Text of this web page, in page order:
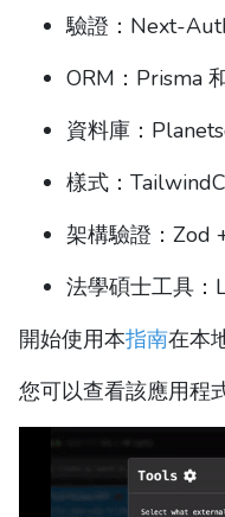
驗證：Next-
ORM：Prisma
資料庫：
樣式：
架構驗證：Zod
法學碩士工具：
開始使用本指南在本
您可以查看該應用程